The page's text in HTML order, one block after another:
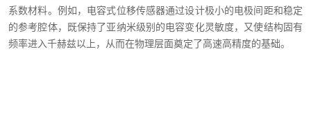
系数材料。例如，电容式位移传感器通过设计极小的电极间距和稳定
的参考腔体，既保持了亚纳米级别的电容变化灵敏度，又使结构固有
频率进入千赫兹以上，从而在物理层面奠定了高速高精度的基础。